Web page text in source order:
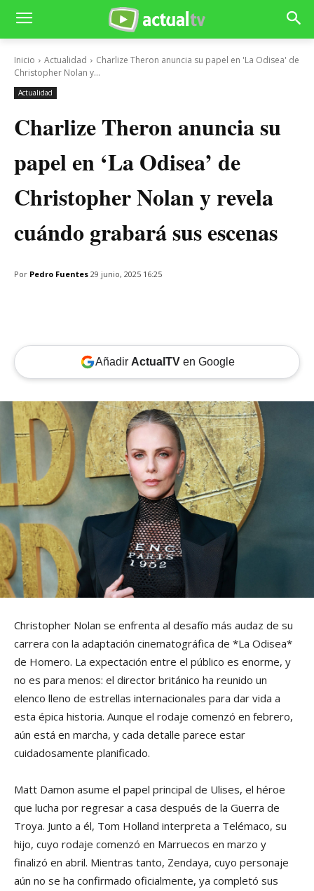
Inicio Actualidad
Charlize Theron anuncia su papel en 'La Odisea' de
Christopher Nolan y...
Actualidad
Charlize Theron anuncia su
papel en ‘La Odisea’ de
Christopher Nolan y revela
cuándo grabará sus escenas
Por Pedro Fuentes 29 junio, 2025 16:25
Añadir ActualTVen Google
Christopher Nolan se enfrenta al desafío más audaz de su
carrera con la adaptación cinematográfica de *La Odisea*
de Homero. La expectación entre el público es enorme, y
no es para menos: el director británico ha reunido un
elenco lleno de estrellas internacionales para dar vida a
esta épica historia. Aunque el rodaje comenzó en febrero,
aún está en marcha, y cada detalle parece estar
cuidadosamente planificado.
Matt Damon asume el papel principal de Ulises, el héroe
que lucha por regresar a casa después de la Guerra de
Troya. Junto a él, Tom Holland interpreta a Telémaco, su
hijo, cuyo rodaje comenzó en Marruecos en marzo y
finalizó en abril. Mientras tanto, Zendaya, cuyo personaje
aún no se ha confirmado oficialmente, ya completó sus